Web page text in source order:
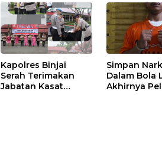
Kapolres Binjai
Serah Terimakan
Jabatan Kasat
Simpan
Dalam Bola
Akhirnya